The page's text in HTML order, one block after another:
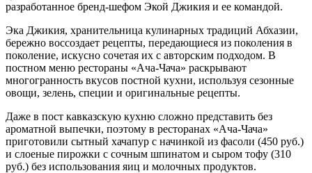
разработанное бренд-шефом Экой Джикия и ее командой.
Эка Джикия, хранительница кулинарных традиций Абхазии,
бережно воссоздает рецепты, передающиеся из поколения в
поколение, искусно сочетая их с авторским подходом. В
постном меню рестораны «Ача-Чача» раскрывают
многогранность вкусов постной кухни, используя сезонные
овощи, зелень, специи и оригинальные рецепты.
Даже в пост кавказскую кухню сложно представить без
ароматной выпечки, поэтому в ресторанах «Ача-Чача»
приготовили сытный хачапур с начинкой из фасоли (450 руб.)
и слоеные пирожки с сочным шпинатом и сыром тофу (310
руб.) без использования яиц и молочных продуктов.